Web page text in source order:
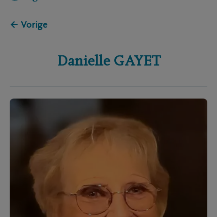
← Vorige
Danielle GAYET